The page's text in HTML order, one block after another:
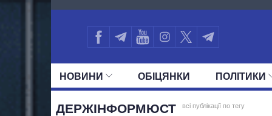
4389
НОВИНИ ОБIЦЯНКИ ПОЛIТИКИ
УСІ ПОЛІТИКИ ПРЕЗИДЕНТ І ОФІС
ДЕРЖІНФОРМЮСТ всі публікації по тегу